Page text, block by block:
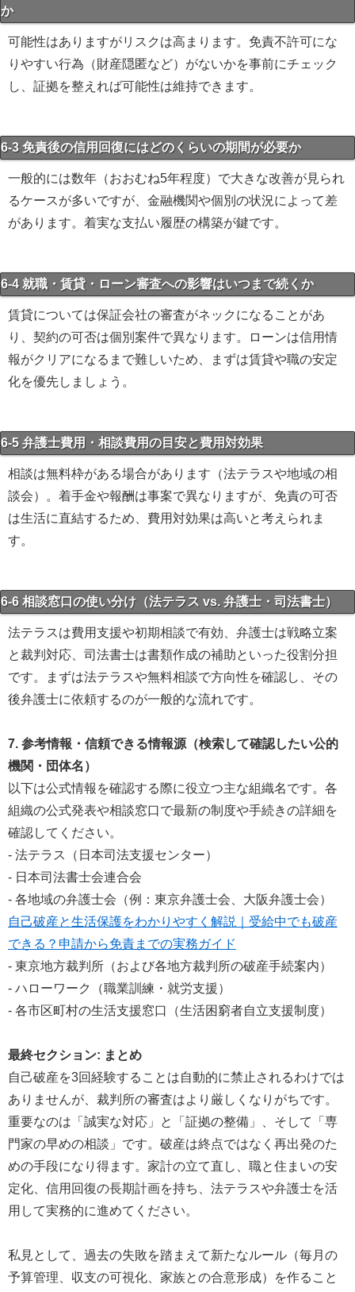
か
可能性はありますがリスクは高まります。免責不許可にな
りやすい行為（財産隠匿など）がないかを事前にチェック
し、証拠を整えれば可能性は維持できます。
6-3 免責後の信用回復にはどのくらいの期間が必要か
一般的には数年（おおむね5年程度）で大きな改善が見られ
るケースが多いですが、金融機関や個別の状況によって差
があります。着実な支払い履歴の構築が鍵です。
6-4 就職・賃貸・ローン審査への影響はいつまで続くか
賃貸については保証会社の審査がネックになることがあ
り、契約の可否は個別案件で異なります。ローンは信用情
報がクリアになるまで難しいため、まずは賃貸や職の安定
化を優先しましょう。
6-5 弁護士費用・相談費用の目安と費用対効果
相談は無料枠がある場合があります（法テラスや地域の相
談会）。着手金や報酬は事案で異なりますが、免責の可否
は生活に直結するため、費用対効果は高いと考えられま
す。
6-6 相談窓口の使い分け（法テラス vs. 弁護士・司法書士）
法テラスは費用支援や初期相談で有効、弁護士は戦略立案
と裁判対応、司法書士は書類作成の補助といった役割分担
です。まずは法テラスや無料相談で方向性を確認し、その
後弁護士に依頼するのが一般的な流れです。
7. 参考情報・信頼できる情報源（検索して確認したい公的
機関・団体名）
以下は公式情報を確認する際に役立つ主な組織名です。各
組織の公式発表や相談窓口で最新の制度や手続きの詳細を
確認してください。
- 法テラス（日本司法支援センター）
- 日本司法書士会連合会
- 各地域の弁護士会（例：東京弁護士会、大阪弁護士会）
自己破産と生活保護をわかりやすく解説｜受給中でも破産
できる？申請から免責までの実務ガイド
- 東京地方裁判所（および各地方裁判所の破産手続案内）
- ハローワーク（職業訓練・就労支援）
- 各市区町村の生活支援窓口（生活困窮者自立支援制度）
最終セクション: まとめ
自己破産を3回経験することは自動的に禁止されるわけでは
ありませんが、裁判所の審査はより厳しくなりがちです。
重要なのは「誠実な対応」と「証拠の整備」、そして「専
門家の早めの相談」です。破産は終点ではなく再出発のた
めの手段になり得ます。家計の立て直し、職と住まいの安
定化、信用回復の長期計画を持ち、法テラスや弁護士を活
用して実務的に進めてください。
私見として、過去の失敗を踏まえて新たなルール（毎月の
予算管理、収支の可視化、家族との合意形成）を作ること